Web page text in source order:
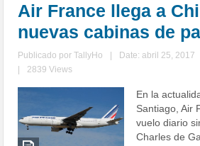
Air France llega a
nuevas cabinas de
Publicado porTallyHo Date: abril 25, 2017
2839 Views
En la
Santiago, Air
vuelo diario
Charles de